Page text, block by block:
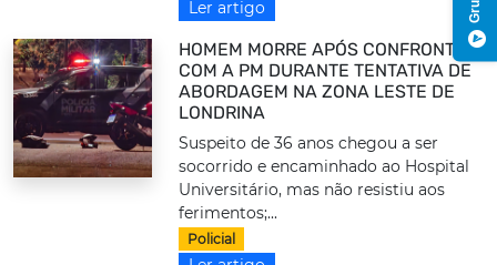
Ler artigo
HOMEM MORRE APÓS CONFRONTO
COM A PM DURANTE TENTATIVA DE
ABORDAGEM NA ZONA LESTE DE
LONDRINA
Suspeito de 36 anos chegou a ser
socorrido e encaminhado ao Hospital
Universitário, mas não resistiu aos
ferimentos;...
Policial